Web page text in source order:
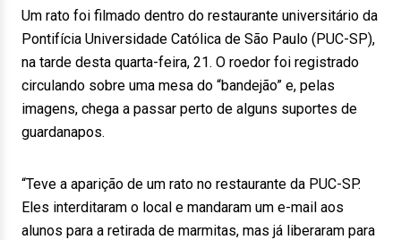
Um rato foi filmado dentro do restaurante universitário da
Pontifícia Universidade Católica de São Paulo (PUC-SP),
na tarde desta quarta-feira, 21. O roedor foi registrado
circulando sobre uma mesa do “bandejão” e, pelas
imagens, chega a passar perto de alguns suportes de
guardanapos.
“Teve a aparição de um rato no restaurante da PUC-SP.
Eles interditaram o local e mandaram um e-mail aos
alunos para a retirada de marmitas, mas já liberaram para